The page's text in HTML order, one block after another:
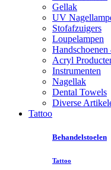
Gellak
UV
Stofafzuigers
Loupelampen
Acryl
Instrumenten
Nagellak
Dental Towels
Diverse
Tattoo
Behandelstoelen
Tattoo